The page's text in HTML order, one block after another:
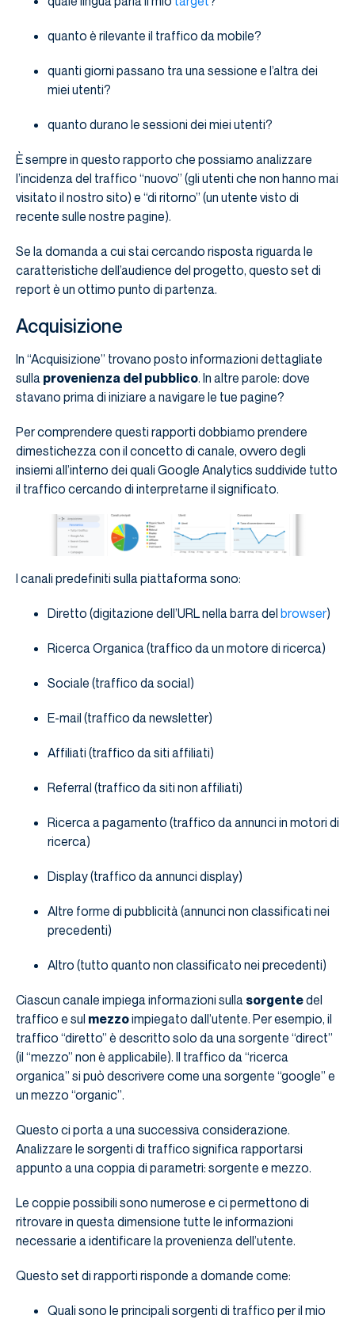
quanto è rilevante il traffico da mobile?
quanti giorni passano tra una sessione e l’altra dei
miei utenti?
quanto durano le sessioni dei miei utenti?
È sempre in questo rapporto che possiamo analizzare
l’incidenza del traffico “nuovo” (gli utenti che non hanno mai
visitato il nostro sito) e “di ritorno” (un utente visto di
recente sulle nostre pagine).
Se la domanda a cui stai cercando risposta riguarda le
caratteristiche dell’audience del progetto, questo set di
report è un ottimo punto di partenza.
Acquisizione
In “Acquisizione” trovano posto informazioni dettagliate
sulla provenienza del pubblico. In altre parole: dove
stavano prima di iniziare a navigare le tue pagine?
Per comprendere questi rapporti dobbiamo prendere
dimestichezza con il concetto di canale, ovvero degli
insiemi all’interno dei quali Google Analytics suddivide tutto
il traffico cercando di interpretarne il significato.
I canali predefiniti sulla piattaforma sono:
Diretto (digitazione dell’URL nella barra del browser)
Ricerca Organica (traffico da un motore di ricerca)
Sociale (traffico da social)
E-mail (traffico da newsletter)
Affiliati (traffico da siti affiliati)
Referral (traffico da siti non affiliati)
Ricerca a pagamento (traffico da annunci in motori di
ricerca)
Display (traffico da annunci display)
Altre forme di pubblicità (annunci non classificati nei
precedenti)
Altro (tutto quanto non classificato nei precedenti)
Ciascun canale impiega informazioni sulla sorgentedel
traffico e sul mezzoimpiegato dall’utente. Per esempio, il
traffico “diretto” è descritto solo da una sorgente “direct”
(il “mezzo” non è applicabile). Il traffico da “ricerca
organica” si può descrivere come una sorgente “google” e
un mezzo “organic”.
Questo ci porta a una successiva considerazione.
Analizzare le sorgenti di traffico significa rapportarsi
appunto a una coppia di parametri: sorgente e mezzo.
Le coppie possibili sono numerose e ci permettono di
ritrovare in questa dimensione tutte le informazioni
necessarie a identificare la provenienza dell’utente.
Questo set di rapporti risponde a domande come:
Quali sono le principali sorgenti di traffico per il mio